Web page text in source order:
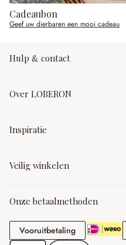
Cadeaubon
Geef uw dierbaren een mooi cadeau
Hulp & contact
Over LOBERON
Inspiratie
Veilig winkelen
Onze betaalmethoden
VooruitbetalingVooruitbetaling